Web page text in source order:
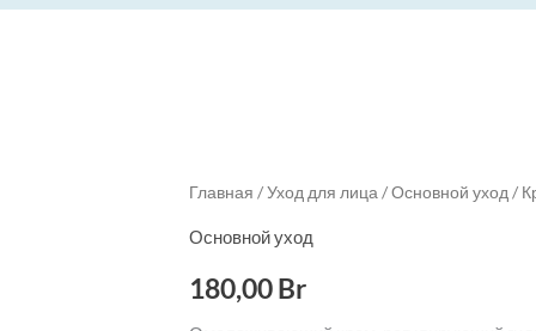
Главная /Уход для лица /Основной уход /
Основной уход
180,00Br
Quantity